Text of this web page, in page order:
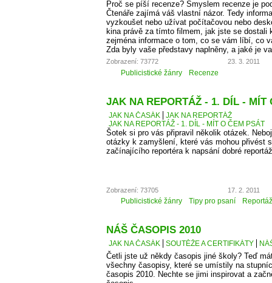
Proč se píší recenze? Smyslem recenze je
Čtenáře zajímá váš vlastní názor. Tedy
vyzkoušet nebo užívat počítačovou nebo
kina právě za tímto filmem, jak jste se dostali
zejména informace o tom, co se vám líbí, co
Zda byly vaše představy naplněny, a jaké je
Zobrazení: 73772 23. 3. 2011
Publicistické žánry Recenze
JAK NA REPORTÁŽ - 1. DÍL - MÍT
JAK NA ČASÁK
JAK NA REPORTÁŽ
JAK NA REPORTÁŽ - 1. DÍL - MÍT O ČEM PSÁT
Šotek si pro vás připravil několik otázek.
otázky k zamyšlení, které vás mohou přivést
začínajícího reportéra k napsání dobré
Zobrazení: 73705 17. 2. 2011
Publicistické žánry Tipy pro psaní Reportáž
NÁŠ ČASOPIS 2010
JAK NA ČASÁK SOUTĚŽE A CERTIFIKÁTY
Četli jste už někdy časopis jiné školy? Teď
všechny časopisy, které se umístily na
časopis 2010. Nechte se jimi inspirovat a